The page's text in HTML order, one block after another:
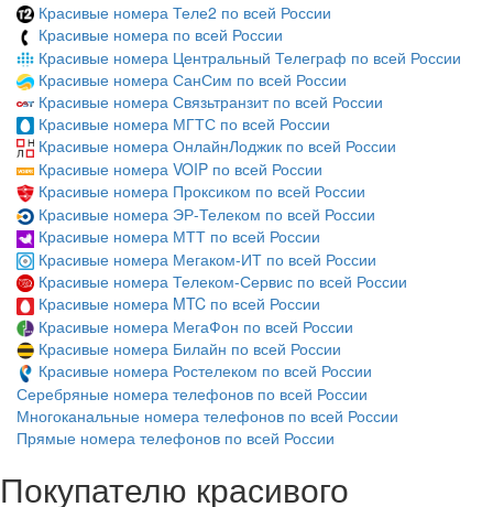
Красивые номера Теле2 по всей России
Красивые номера по всей России
Красивые номера Центральный Телеграф по всей России
Красивые номера СанСим по всей России
Красивые номера Связьтранзит по всей России
Красивые номера МГТС по всей России
Красивые номера ОнлайнЛоджик по всей России
Красивые номера VOIP по всей России
Красивые номера Проксиком по всей России
Красивые номера ЭР-Телеком по всей России
Красивые номера МТТ по всей России
Красивые номера Мегаком-ИТ по всей России
Красивые номера Телеком-Сервис по всей России
Красивые номера MTC по всей России
Красивые номера МегаФон по всей России
Красивые номера Билайн по всей России
Красивые номера Ростелеком по всей России
Серебряные номера телефонов по всей России
Многоканальные номера телефонов по всей России
Прямые номера телефонов по всей России
Покупателю красивого